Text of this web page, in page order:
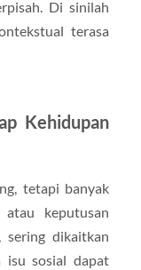
Di sinilah
terasa
Kehidupan
tetapi banyak
atau keputusan
sering dikaitkan
isu sosial dapat